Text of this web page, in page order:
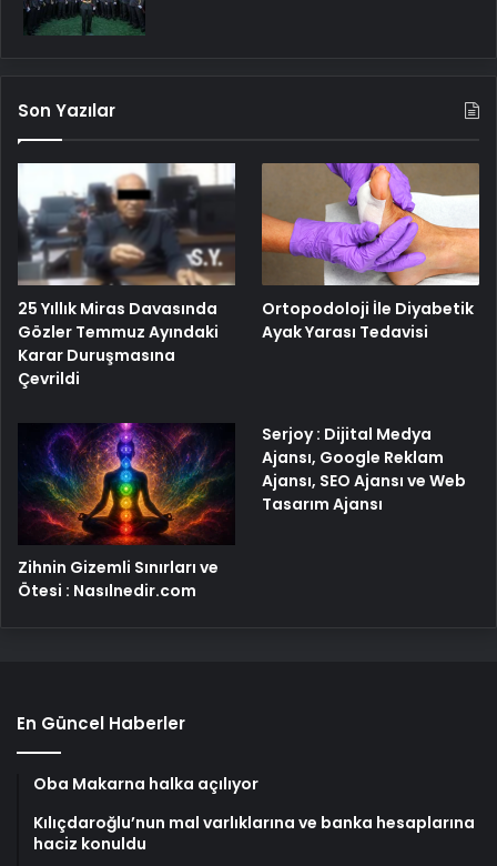
Son Yazılar
25 Yıllık Miras Davasında
Gözler Temmuz Ayındaki
Karar Duruşmasına
Çevrildi
Ortopodoloji İle Diyabetik
Ayak Yarası Tedavisi
Zihnin Gizemli Sınırları ve
Ötesi : Nasılnedir.com
Serjoy : Dijital Medya
Ajansı, Google Reklam
Ajansı, SEO Ajansı ve Web
Tasarım Ajansı
En Güncel Haberler
Oba Makarna halka açılıyor
Kılıçdaroğlu’nun mal varlıklarına ve banka hesaplarına
haciz konuldu